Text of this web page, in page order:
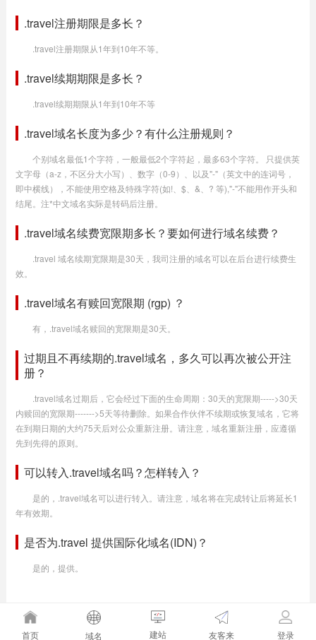
.travel注册期限是多长？
.travel注册期限从1年到10年不等。
.travel续期期限是多长？
.travel续期期限从1年到10年不等
.travel域名长度为多少？有什么注册规则？
个别域名最低1个字符，一般最低2个字符起，最多63个字符。 只提供英
文字母（a-z，不区分大小写）、数字（0-9）、以及"-"（英文中的连词号，
即中横线），不能使用空格及特殊字符(如!、$、&、? 等),"-"不能用作开头和
结尾。注*中文域名实际是转码后注册。
.travel域名续费宽限期多长？要如何进行域名续费？
.travel 域名续期宽限期是30天，我司注册的域名可以在后台进行续费生
效。
.travel域名有赎回宽限期 (rgp) ？
有，.travel域名赎回的宽限期是30天。
过期且不再续期的.travel域名，多久可以再次被公开注
册？
.travel域名过期后，它会经过下面的生命周期：30天的宽限期----->30天
内赎回的宽限期------->5天等待删除。如果合作伙伴不续期或恢复域名，它将
在到期日期的大约75天后对公众重新注册。请注意，域名重新注册，应遵循
先到先得的原则。
可以转入.travel域名吗？怎样转入？
是的，.travel域名可以进行转入。请注意，域名将在完成转让后将延长1
年有效期。
是否为.travel 提供国际化域名(IDN)？
是的，提供。
首页 域名 建站 友客来 登录